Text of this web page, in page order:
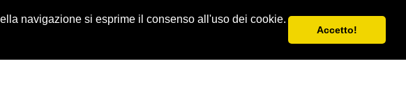
navigazione si esprime il consenso all'uso dei cookie.
Accetto!